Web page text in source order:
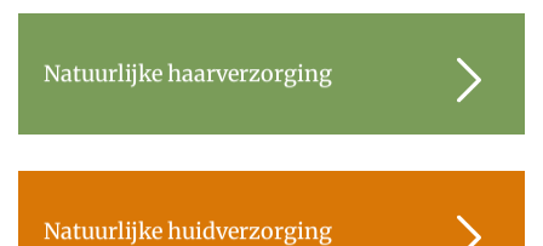
Natuurlijke haarverzorging
Natuurlijke huidverzorging